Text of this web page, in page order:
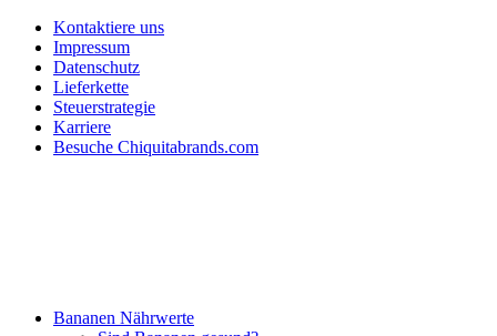
Kontaktiere uns
Impressum
Datenschutz
Lieferkette
Steuerstrategie
Karriere
Besuche Chiquitabrands.com
Bananen Nährwerte